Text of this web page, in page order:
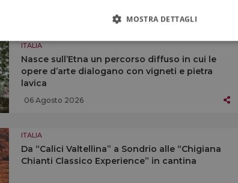
ITALIA
Nasce sull’Etna un percorso diffuso in cui le
opere d’arte dialogano con vigneti e pietra
lavica
06 Agosto 2026
ITALIA
Da “Calici Valtellina” a Sondrio alle “Chigiana
Chianti Classico Experience” in cantina
MOSTRA DETTAGLI